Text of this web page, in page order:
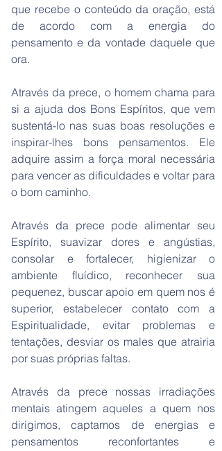
que recebe o conteúdo da oração, está
de acordo com a energia do
pensamento e da vontade daquele que
ora.
Através da prece, o homem chama para
si a ajuda dos Bons Espíritos, que vem
sustentá-lo nas suas boas resoluções e
inspirar-lhes bons pensamentos. Ele
adquire assim a força moral necessária
para vencer as dificuldades e voltar para
o bom caminho.
Através da prece pode alimentar seu
Espírito, suavizar dores e angústias,
consolar e fortalecer, higienizar o
ambiente fluídico, reconhecer sua
pequenez, buscar apoio em quem nos é
superior, estabelecer contato com a
Espiritualidade, evitar problemas e
tentações, desviar os males que atrairia
por suas próprias faltas.
Através da prece nossas irradiações
mentais atingem aqueles a quem nos
dirigimos, captamos de energias e
pensamentos reconfortantes e